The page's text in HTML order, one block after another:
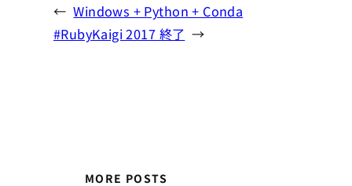
← Windows + Python + Conda
#RubyKaigi 2017 終了 →
MORE POSTS